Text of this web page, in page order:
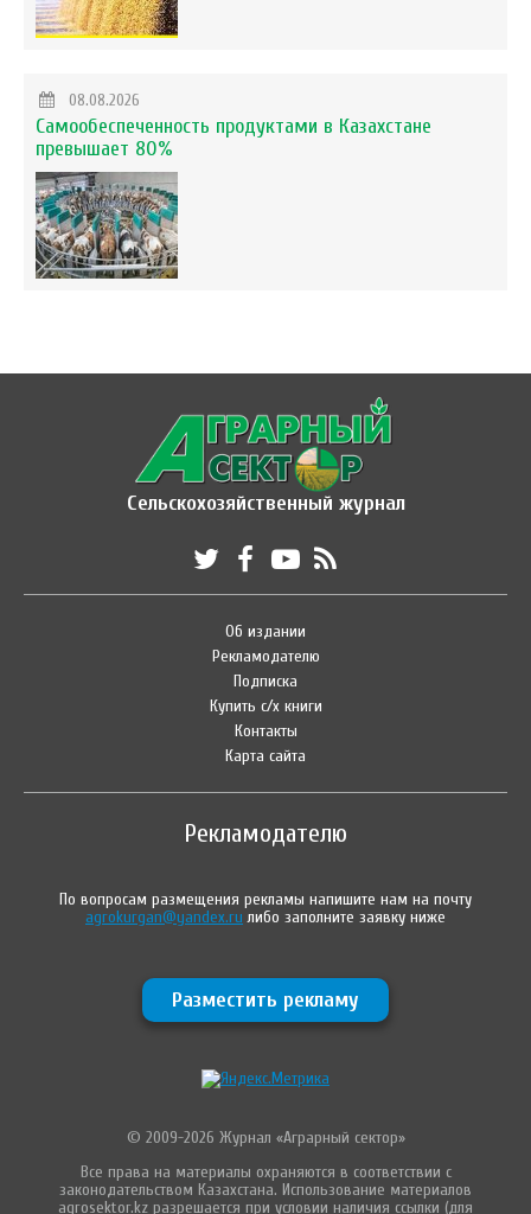
08.08.2026
Самообеспеченность продуктами в Казахстане
превышает 80%
Сельскохозяйственный журнал
Об издании
Рекламодателю
Подписка
Купить с/х книги
Контакты
Карта сайта
Рекламодателю
По вопросам размещения рекламы напишите нам на почту
agrokurgan@yandex.ru либо заполните заявку ниже
Разместить рекламу
© 2009-2026 Журнал «Аграрный сектор»
Все права на материалы охраняются в соответствии с
законодательством Казахстана. Использование материалов
agrosektor.kz разрешается при условии наличия ссылки (для